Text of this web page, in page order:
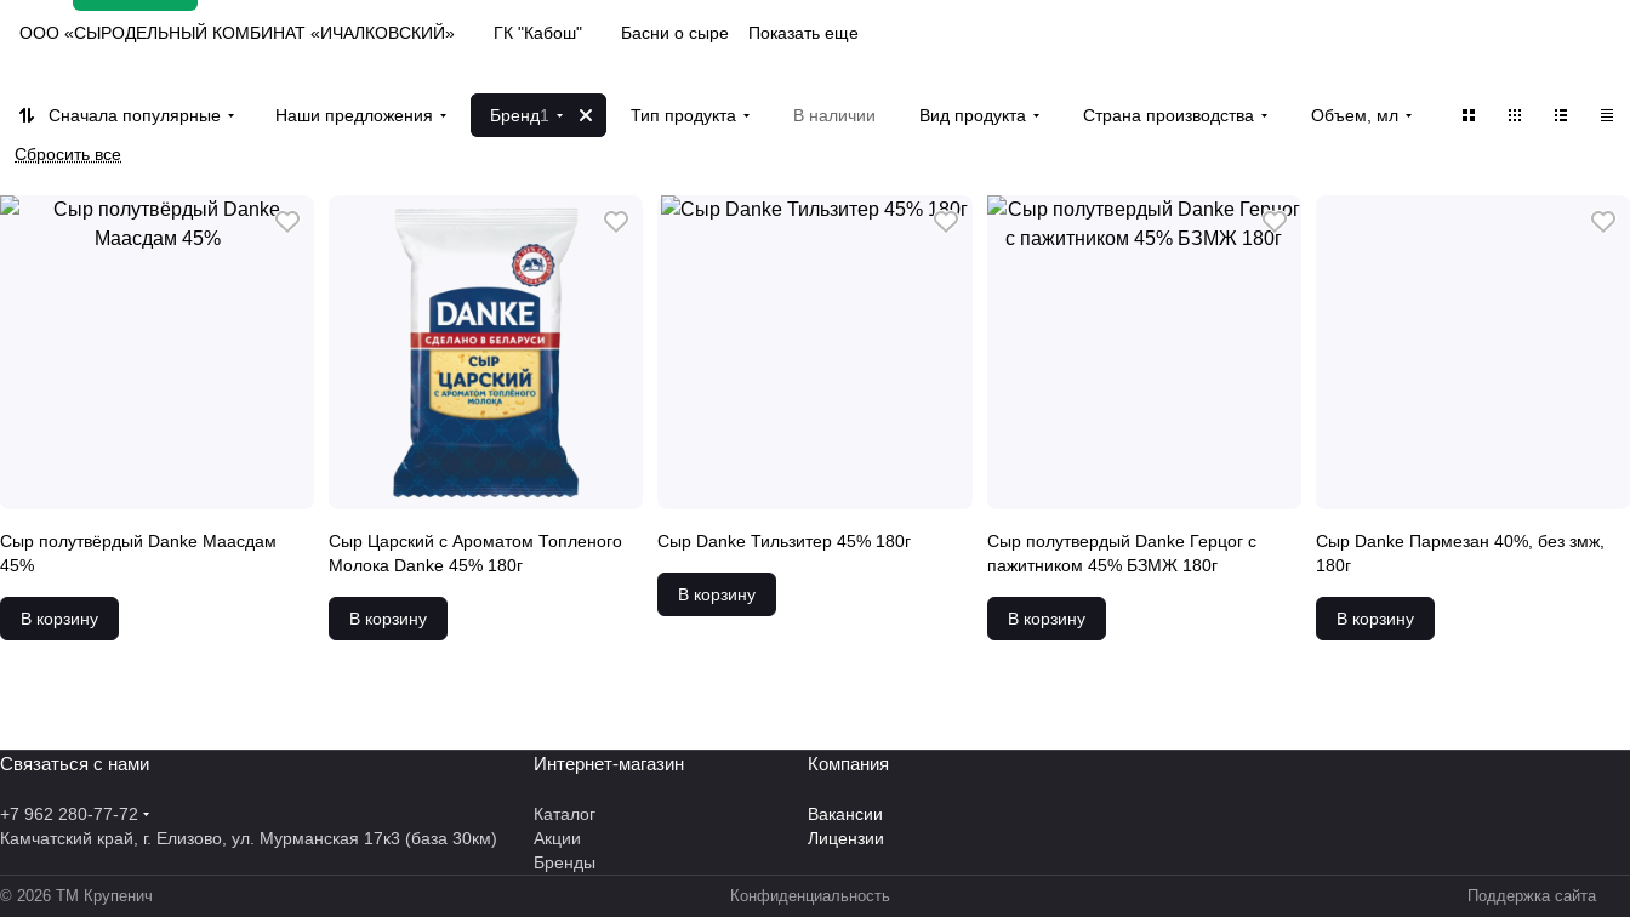
ООО «СЫРОДЕЛЬНЫЙ КОМБИНАТ «ИЧАЛКОВСКИЙ» ГК "Кабош" Басни о сыре Показать еще
Сначала популярные Наши предложения Бренд1 Тип продукта В наличии Вид продукта Страна производства
Объем, мл
Сбросить все
Сыр полутвёрдый Danke Маасдам
45%
В корзину
Сыр Царский с Ароматом Топленого
Молока Danke 45% 180г
В корзину
Сыр Danke Тильзитер 45% 180г
В корзину
Сыр полутвердый Danke Герцог с
пажитником 45% БЗМЖ 180г
В корзину
Сыр Danke Пармезан 40%, без змж,
180г
В корзину
Связаться с нами
+7 962 280-77-72
Камчатский край, г. Елизово, ул. Мурманская 17к3 (база 30км)
Интернет-магазин
Каталог
Акции
Бренды
Компания
Вакансии
Лицензии
© 2026 ТМ Крупенич Конфиденциальность Поддержка сайта